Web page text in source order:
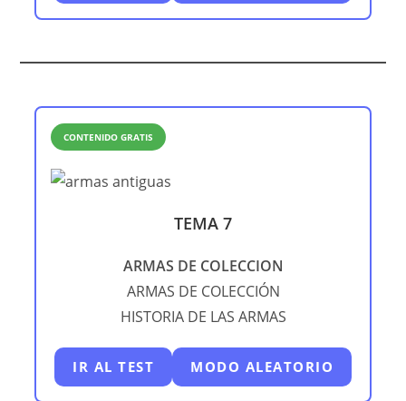
CONTENIDO GRATIS
TEMA 7
ARMAS DE COLECCION
ARMAS DE COLECCIÓN
HISTORIA DE LAS ARMAS
IR AL TEST MODO ALEATORIO